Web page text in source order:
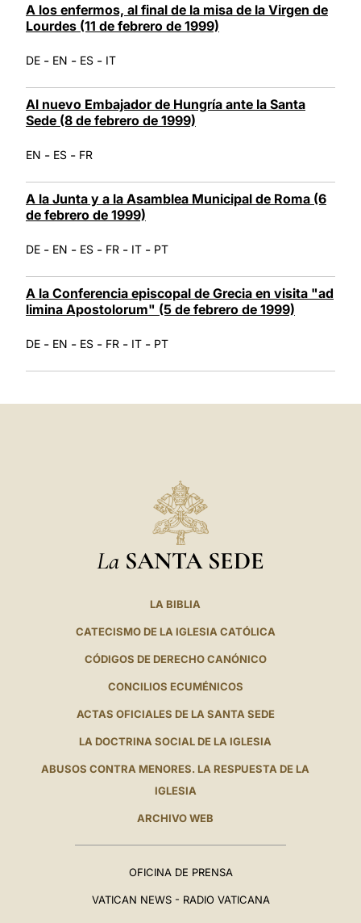
A los enfermos, al final de la misa de la Virgen de
Lourdes (11 de febrero de 1999)
DE - EN - ES - IT
Al nuevo Embajador de Hungría ante la Santa
Sede (8 de febrero de 1999)
EN - ES - FR
A la Junta y a la Asamblea Municipal de Roma (6
de febrero de 1999)
DE - EN - ES - FR - IT - PT
A la Conferencia episcopal de Grecia en visita "ad
limina Apostolorum" (5 de febrero de 1999)
DE - EN - ES - FR - IT - PT
La SANTA SEDE
LA BIBLIA
CATECISMO DE LA IGLESIA CATÓLICA
CÓDIGOS DE DERECHO CANÓNICO
CONCILIOS ECUMÉNICOS
ACTAS OFICIALES DE LA SANTA SEDE
LA DOCTRINA SOCIAL DE LA IGLESIA
ABUSOS CONTRA MENORES. LA RESPUESTA DE LA
IGLESIA
ARCHIVO WEB
OFICINA DE PRENSA
VATICAN NEWS - RADIO VATICANA